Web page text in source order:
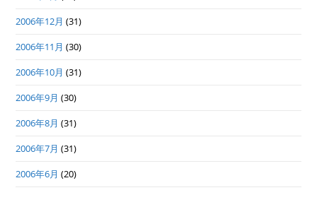
2006年12月 (31)
2006年11月 (30)
2006年10月 (31)
2006年9月 (30)
2006年8月 (31)
2006年7月 (31)
2006年6月 (20)